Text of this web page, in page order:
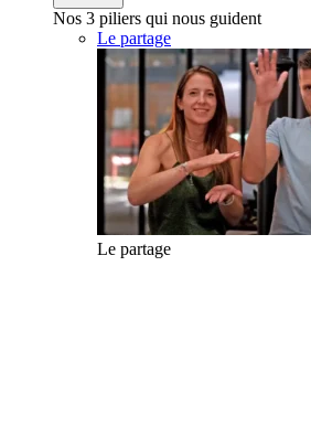
Nos 3 piliers qui nous guident
Le partage
Le partage